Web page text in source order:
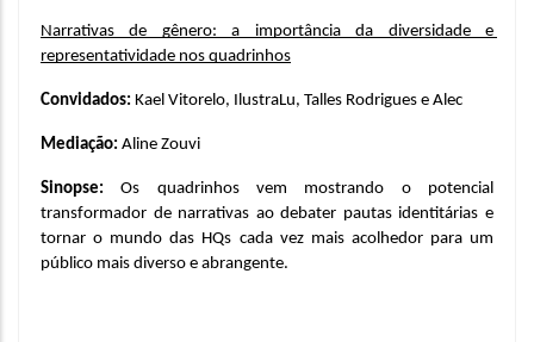
Narrativas de gênero: a importância da diversidade e
representatividade nos quadrinhos
Convidados: Kael Vitorelo, IlustraLu, Talles Rodrigues e Alec
Mediação: Aline Zouvi
Sinopse: Os quadrinhos vem mostrando o potencial
transformador de narrativas ao debater pautas identitárias e
tornar o mundo das HQs cada vez mais acolhedor para um
público mais diverso e abrangente.